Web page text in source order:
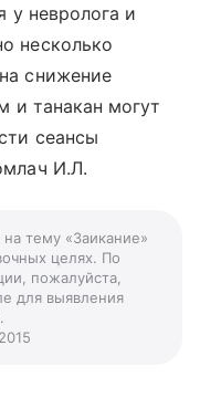
у невролога и
несколько
снижение
и танакан могут
сеансы
И.Л.
на тему «Заикание»
целях. По
пожалуйста,
для выявления